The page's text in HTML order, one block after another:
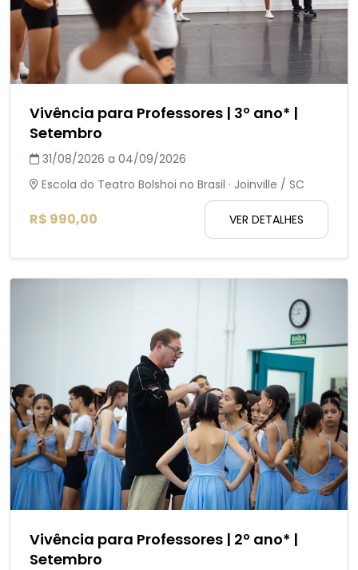
Vivência para Professores | 3º ano* |
Setembro
31/08/2026 a 04/09/2026
Escola do Teatro Bolshoi no Brasil · Joinville / SC
R$ 990,00 VER DETALHES
Vivência para Professores | 2º ano* |
Setembro